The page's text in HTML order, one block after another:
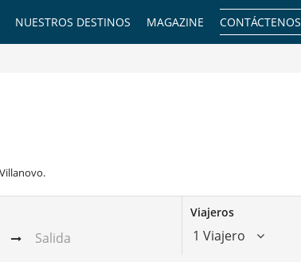
CONTÁCTENOS
MAGAZINE
NUESTROS DESTINOS
Viajeros
1 Viajero